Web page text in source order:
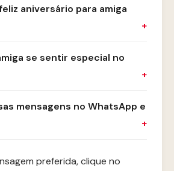
aniversário para amiga
se sentir especial no
mensagens no WhatsApp e
preferida, clique no